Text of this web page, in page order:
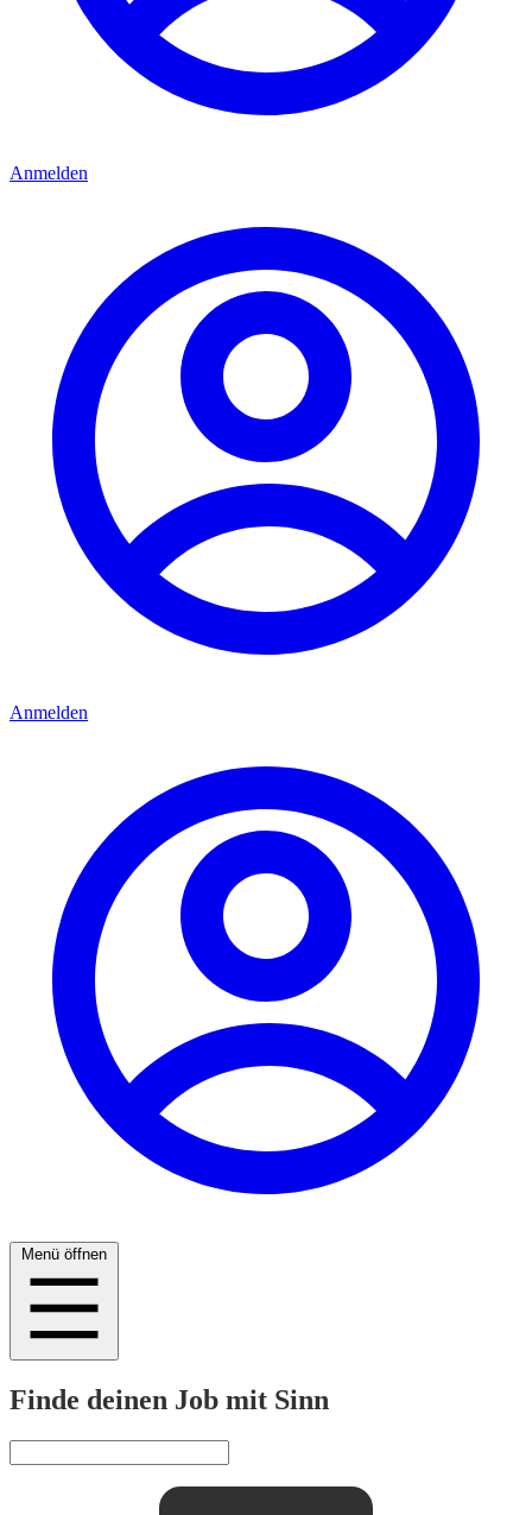
Anmelden
Anmelden
Menü öffnen
Finde deinen Job mit Sinn